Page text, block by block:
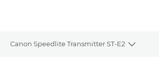
Canon Speedlite Transmitter ST-E2
Toggle